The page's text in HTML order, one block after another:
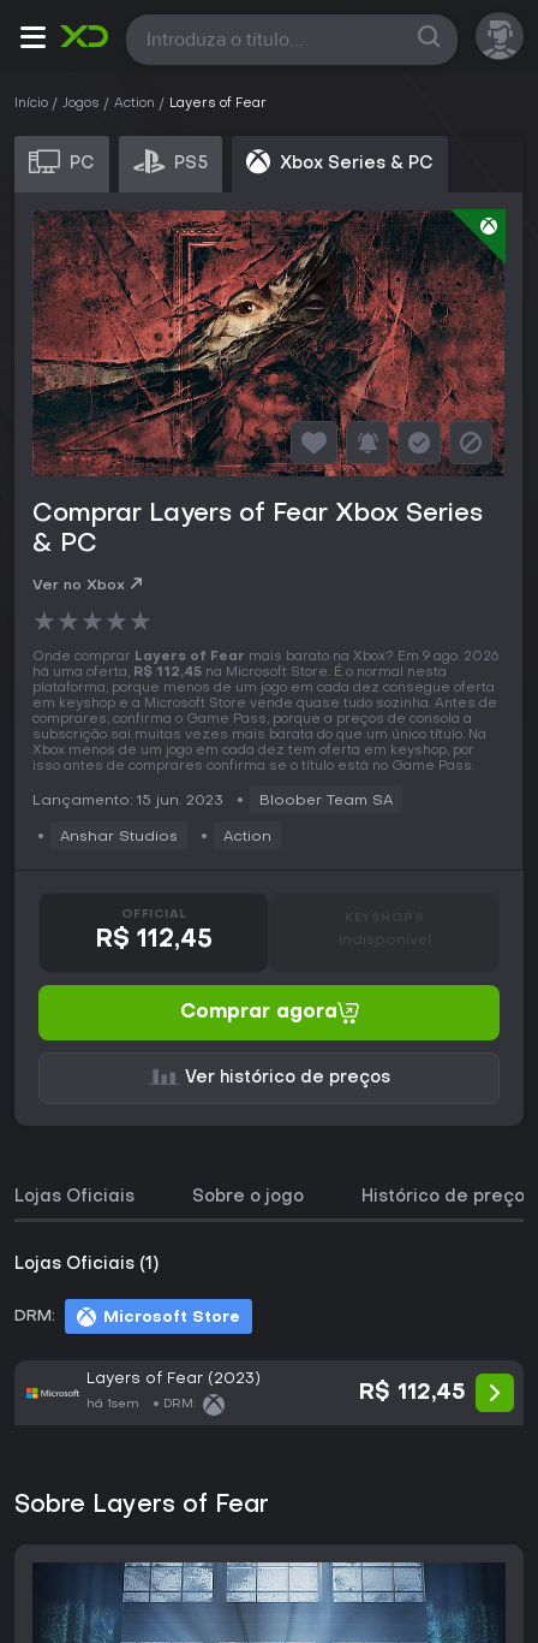
Todas
Início Jogos Action Layers of Fear
PC PS5 Xbox Series & PC
Comprar Layers of Fear Xbox Series
& PC
Ver no Xbox
★★★★★
Onde comprar Layers of Fear mais barato na Xbox? Em 9 ago. 2026
há uma oferta, R$ 112,45 na Microsoft Store. É o normal nesta
plataforma, porque menos de um jogo em cada dez consegue oferta
em keyshop e a Microsoft Store vende quase tudo sozinha. Antes de
comprares, confirma o Game Pass, porque a preços de consola a
subscrição sai muitas vezes mais barata do que um único título. Na
Xbox menos de um jogo em cada dez tem oferta em keyshop, por
isso antes de comprares confirma se o título está no Game Pass.
Lançamento: 15 jun. 2023 Bloober Team SA
Anshar Studios Action
OFFICIAL
R$ 112,45 Indisponível
Comprar agora
Ver histórico de preços
Lojas Oficiais Sobre o jogo Histórico de preços
Lojas Oficiais (1)
DRM: Microsoft Store
Layers of Fear (2023)
há 1sem DRM:
R$ 112,45
Sobre Layers of Fear